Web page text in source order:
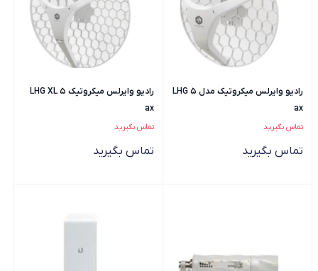
رادیو وایرلس میکروتیک مدل LHG 5
ax
تماس بگیرید
تماس بگیرید
رادیو وایرلس میکروتیک LHG XL 5
ax
تماس بگیرید
تماس بگیرید